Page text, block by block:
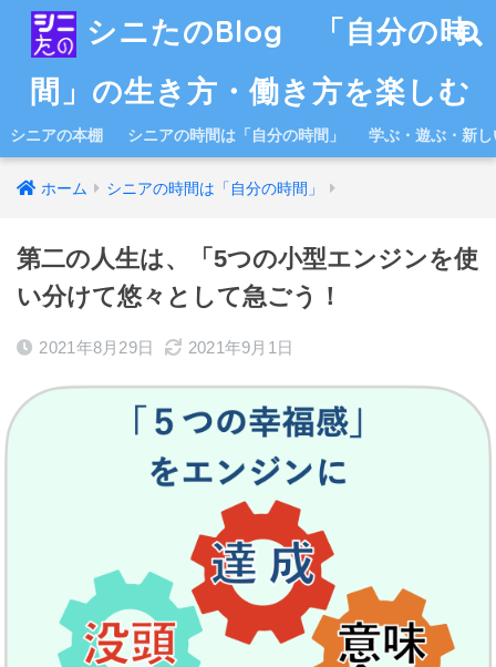
シニたのBlog 「自分の時
間」の生き方・働き方を楽しむ
シニアの本棚 シニアの時間は「自分の時間」 学ぶ・遊ぶ・新
ホーム シニアの時間は「自分の時間」
第二の人生は、「5つの小型エンジンを使
い分けて悠々として急ごう！
2021年8月29日 2021年9月1日